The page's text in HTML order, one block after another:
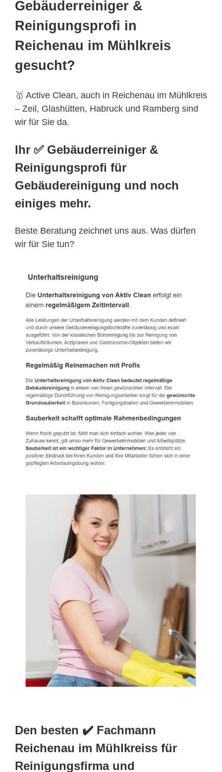
Gebäuderreiniger &
Reinigungsprofi in
Reichenau im Mühlkreis
gesucht?
🥇 Active Clean, auch in Reichenau im Mühlkreis
– Zeil, Glashütten, Habruck und Ramberg sind
wir für Sie da.
Ihr ✅ Gebäuderreiniger &
Reinigungsprofi für
Gebäudereinigung und noch
einiges mehr.
Beste Beratung zeichnet uns aus. Was dürfen
wir für Sie tun?
Den besten ✔️ Fachmann
Reichenau im Mühlkreiss für
Reinigungsfirma und